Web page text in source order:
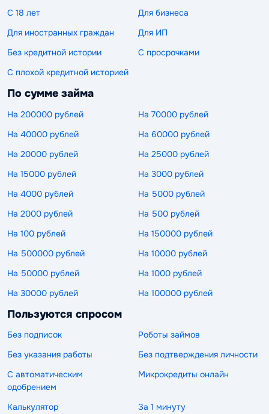
С 18 лет
Для бизнеса
Для иностранных граждан
Для ИП
Без кредитной истории
С просрочками
С плохой кредитной историей
По сумме займа
На 200000 рублей
На 70000 рублей
На 40000 рублей
На 60000 рублей
На 20000 рублей
На 25000 рублей
На 15000 рублей
На 3000 рублей
На 4000 рублей
На 5000 рублей
На 2000 рублей
На 500 рублей
На 100 рублей
На 150000 рублей
На 500000 рублей
На 10000 рублей
На 50000 рублей
На 1000 рублей
На 30000 рублей
На 100000 рублей
Пользуются спросом
Без подписок
Роботы займов
Без указания работы
Без подтверждения личности
С автоматическим
одобрением
Микрокредиты онлайн
Калькулятор
За 1 минуту